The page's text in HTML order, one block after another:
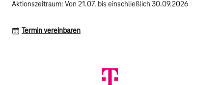
Aktionszeitraum: Von 21.07. bis einschließlich 30.09.2026
Termin vereinbaren